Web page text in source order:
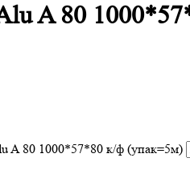
A 80
A 80 1000*57*80 к/ф (упак=5м)